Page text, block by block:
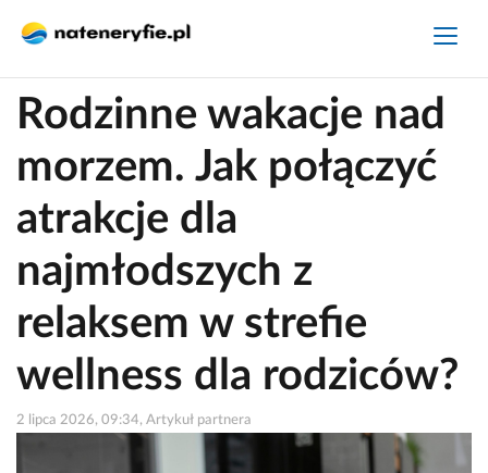
Rodzinne wakacje nad
morzem. Jak połączyć
atrakcje dla
najmłodszych z
relaksem w strefie
wellness dla rodziców?
2 lipca 2026, 09:34, Artykuł partnera